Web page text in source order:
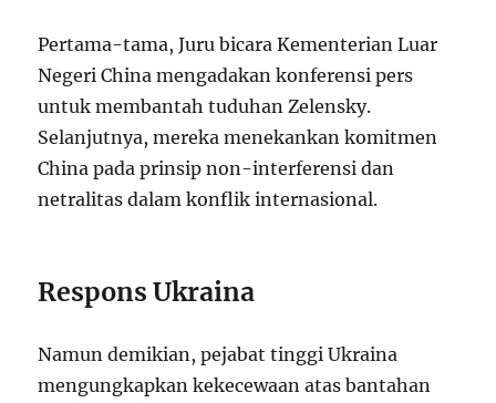
Pertama-tama, Juru bicara Kementerian Luar
Negeri China mengadakan konferensi pers
untuk membantah tuduhan Zelensky.
Selanjutnya, mereka menekankan komitmen
China pada prinsip non-interferensi dan
netralitas dalam konflik internasional.
Respons Ukraina
Namun demikian, pejabat tinggi Ukraina
mengungkapkan kekecewaan atas bantahan